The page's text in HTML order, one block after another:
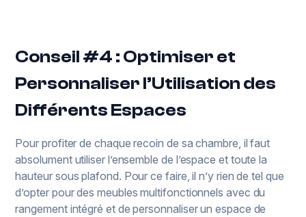
Conseil #4 : Optimiser et
Personnaliser l’Utilisation des
Différents Espaces
Pour profiter de chaque recoin de sa chambre, il faut
absolument utiliser l’ensemble de l’espace et toute la
hauteur sous plafond. Pour ce faire, il n’y rien de tel que
d’opter pour des meubles multifonctionnels avec du
rangement intégré et de personnaliser un espace de